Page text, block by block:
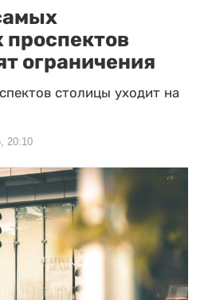
ограничения
столицы уходит на
20:10